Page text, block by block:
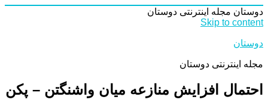
دوستان مجله اینترنتی دوستان
Skip to content
دوستان
مجله اینترنتی دوستان
احتمال افزایش منازعه میان واشنگتن – پکن